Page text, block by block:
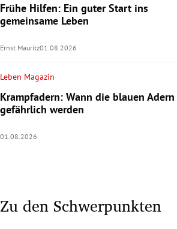
Frühe Hilfen: Ein guter Start ins
gemeinsame Leben
Ernst Mauritz01.08.2026
Leben Magazin
Krampfadern: Wann die blauen Adern
gefährlich werden
01.08.2026
Zu den Schwerpunkten